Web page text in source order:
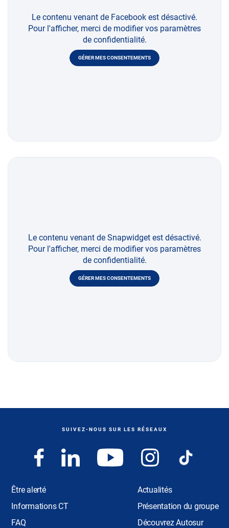
Le contenu venant de Facebook est désactivé.
Pour l'afficher, merci de modifier vos paramètres
de confidentialité.
GÉRER MES CONSENTEMENTS
Le contenu venant de Snapwidget est désactivé.
Pour l'afficher, merci de modifier vos paramètres
de confidentialité.
GÉRER MES CONSENTEMENTS
SUIVEZ-NOUS SUR LES RÉSEAUX
Être alerté
Informations CT
FAQ
Actualités
Présentation du groupe
Découvrez Autosur